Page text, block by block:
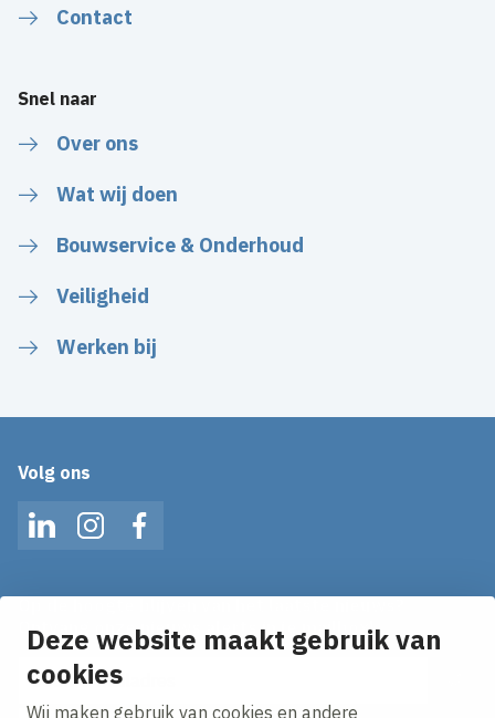
Deze website maakt gebruik van
cookies
Wij maken gebruik van cookies en andere
Contact
Snel naar
Over ons
Wat wij doen
Bouwservice & Onderhoud
Veiligheid
Werken bij
Volg ons
LinkedInInstagramFacebook
Ontvang onze nieuws alerts in je mailbox!
E-mailadres